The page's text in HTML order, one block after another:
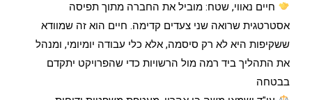
חיים נאווי, שטח: מוביל את החברה מתוך תפיסה
אסטרטגית שרואה שני צעדים קדימה. חיים הוא זה שמוודא
ששקיפות היא לא רק סיסמה, אלא כלי עבודה יומיומי, ומנהל
את התהליך ביד רמה מול הרשויות כדי שהפרויקט יתקדם
בבטחה